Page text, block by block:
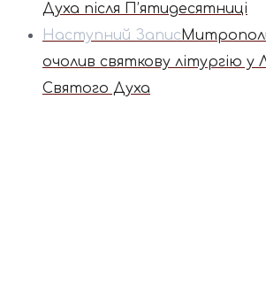
Духа після П’ятидесятниці
Наступний Запис
очолив святкову літургію у
Святого Духа